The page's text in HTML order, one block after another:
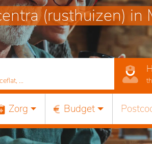
(rusthuizen) in
...
Zorg Budget